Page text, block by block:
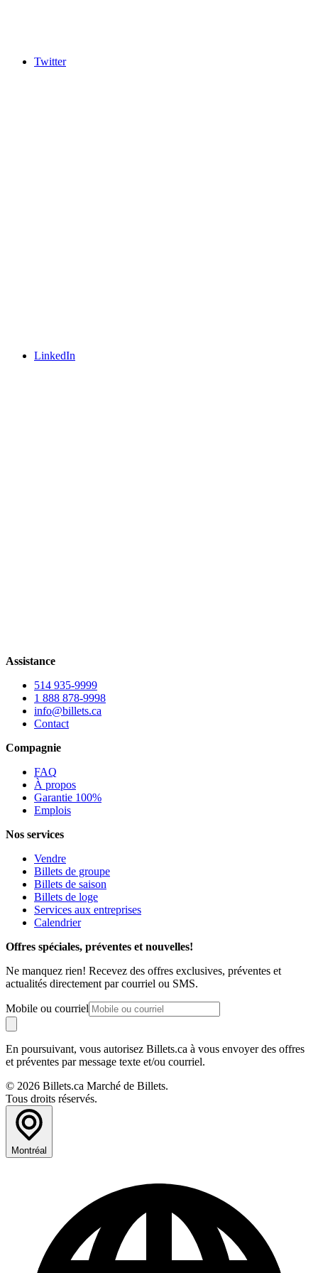
Twitter
LinkedIn
Assistance
514 935-9999
1 888 878-9998
info@billets.ca
Contact
Compagnie
FAQ
À propos
Garantie 100%
Emplois
Nos services
Vendre
Billets de groupe
Billets de saison
Billets de loge
Services aux entreprises
Calendrier
Offres spéciales, préventes et nouvelles!
Ne manquez rien! Recevez des offres exclusives, préventes et
actualités directement par courriel ou SMS.
Mobile ou courriel
En poursuivant, vous autorisez Billets.ca à vous envoyer des offres
et préventes par message texte et/ou courriel.
© 2026 Billets.ca Marché de Billets.
Tous droits réservés.
Montréal